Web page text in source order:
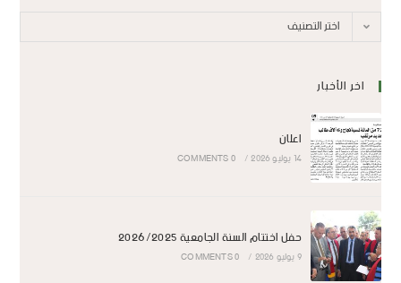
اختر التصنيف
اخر الأخبار
اعلان
14 يوليو 2026 /
0 COMMENTS
حفل اختتام السنة الجامعية 2026/2025
9 يوليو 2026 /
0 COMMENTS